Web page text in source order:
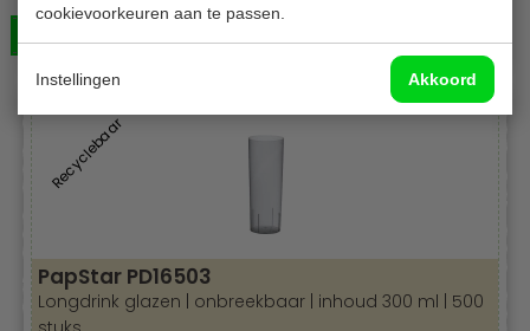
cookievoorkeuren aan te passen.
Instellingen Akkoord
Recyclebaar
PapStar PD16503
Longdrink glazen | onbreekbaar | inhoud 300 ml | 500